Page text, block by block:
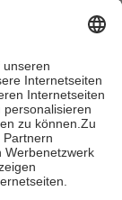
von zehn
die tatsächlichen
Apotheken.
die
je
Gesundheit zu
unterstützen,